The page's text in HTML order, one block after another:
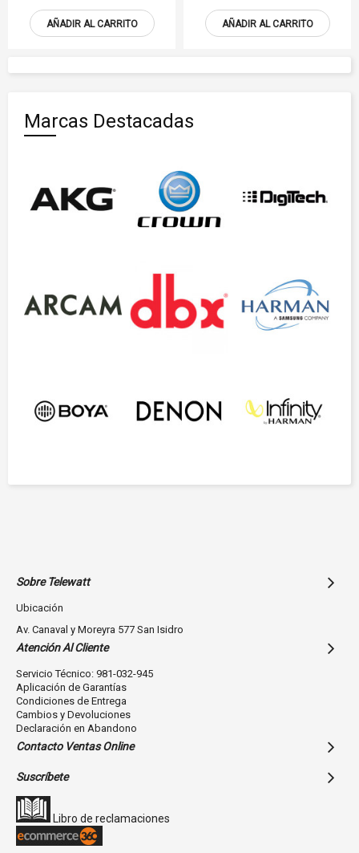
AÑADIR AL CARRITO AÑADIR AL CARRITO
Marcas Destacadas
Sobre Telewatt
Ubicación
Av. Canaval y Moreyra 577 San Isidro
Atención Al Cliente
Servicio Técnico: 981-032-945
Aplicación de Garantías
Condiciones de Entrega
Cambios y Devoluciones
Declaración en Abandono
Contacto Ventas Online
Suscríbete
Libro de reclamaciones